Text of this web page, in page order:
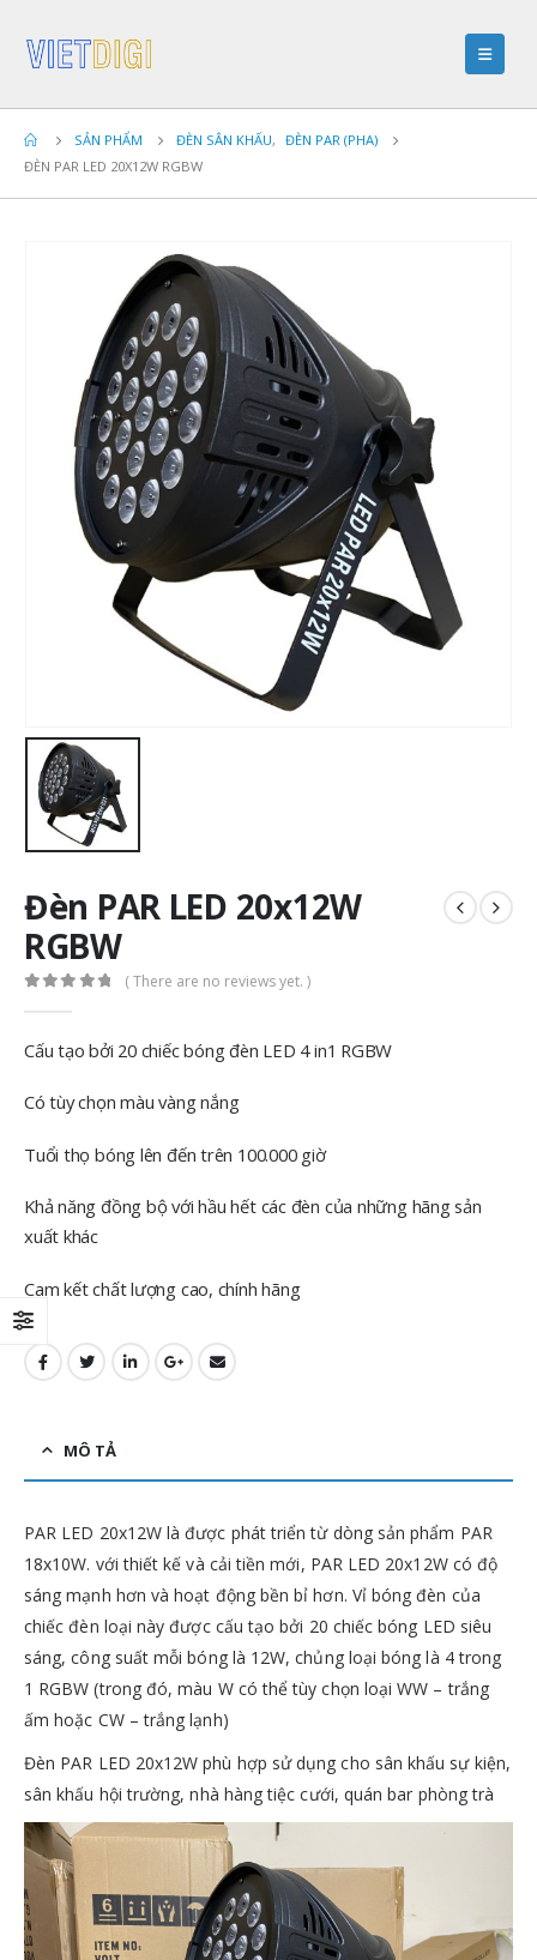
SẢN PHẨM ĐÈN SÂN KHẤU, ĐÈN PAR (PHA)
ĐÈN PAR LED 20X12W RGBW
Đèn PAR LED 20x12W
RGBW
( There are no reviews yet. )
Cấu tạo bởi 20 chiếc bóng đèn LED 4 in1 RGBW
Có tùy chọn màu vàng nắng
Tuổi thọ bóng lên đến trên 100.000 giờ
Khả năng đồng bộ với hầu hết các đèn của những hãng sản
xuất khác
Cam kết chất lượng cao, chính hãng
MÔ TẢ
PAR LED 20x12W là được phát triển từ dòng sản phẩm PAR
18x10W. với thiết kế và cải tiền mới, PAR LED 20x12W có độ
sáng mạnh hơn và hoạt động bền bỉ hơn. Vỉ bóng đèn của
chiếc đèn loại này được cấu tạo bởi 20 chiếc bóng LED siêu
sáng, công suất mỗi bóng là 12W, chủng loại bóng là 4 trong
1 RGBW (trong đó, màu W có thể tùy chọn loại WW – trắng
ấm hoặc CW – trắng lạnh)
Đèn PAR LED 20x12W phù hợp sử dụng cho sân khấu sự kiện,
sân khấu hội trường, nhà hàng tiệc cưới, quán bar phòng trà